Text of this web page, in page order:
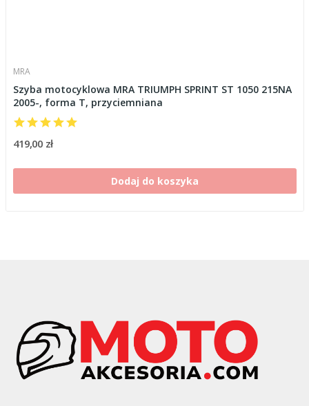
MRA
Szyba motocyklowa MRA TRIUMPH SPRINT ST 1050 215NA
2005-, forma T, przyciemniana
419,00 zł
Dodaj do koszyka